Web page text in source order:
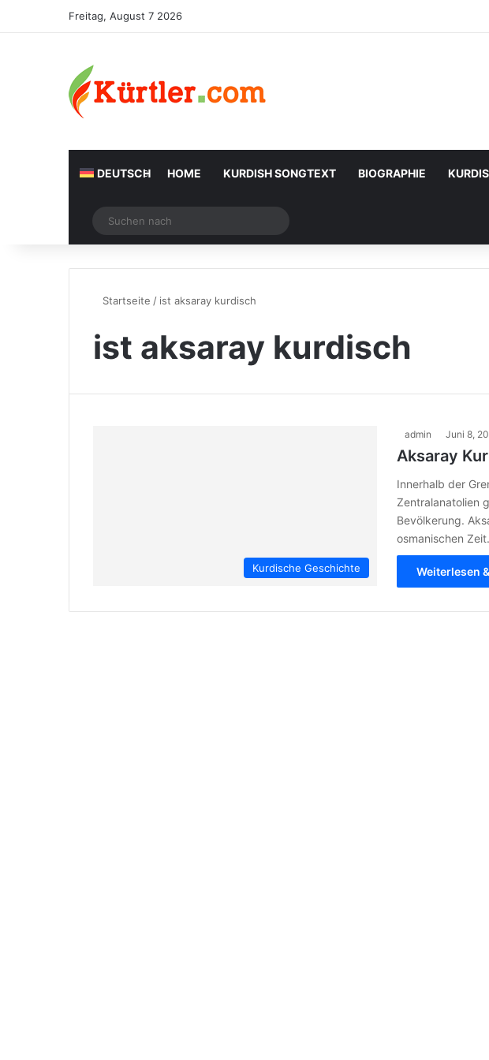
Freitag, August 7 2026
DEUTSCH HOME KURDISH SONGTEXT BIOGRAPHIE
Zufälliger Artikel
nach
Startseite / ist aksaray kurdisch
ist aksaray kurdisch
Kurdische Geschichte
admin Juni 8,
Aksaray
Innerhalb der
Zentralanatolien
Bevölkerung.
osmanischen
Weiterlesen